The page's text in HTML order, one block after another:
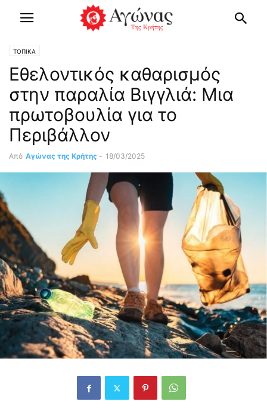
ΤΟΠΙΚΑ
Εθελοντικός καθαρισμός
στην παραλία Βιγγλιά: Μια
πρωτοβουλία για το
Περιβάλλον
Από Αγώνας της Κρήτης - 18/03/2025